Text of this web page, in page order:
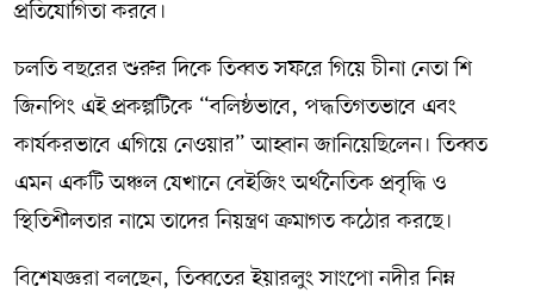
প্রতিযোগিতা করবে।
চলতি বছরের শুরুর দিকে তিব্বত সফরে গিয়ে চীনা নেতা শি
জিনপিং এই প্রকল্পটিকে “বলিষ্ঠভাবে, পদ্ধতিগতভাবে এবং
কার্যকরভাবে এগিয়ে নেওয়ার” আহ্বান জানিয়েছিলেন। তিব্বত
এমন একটি অঞ্চল যেখানে বেইজিং অর্থনৈতিক প্রবৃদ্ধি ও
স্থিতিশীলতার নামে তাদের নিয়ন্ত্রণ ক্রমাগত কঠোর করছে।
বিশেষজ্ঞরা বলছেন, তিব্বতের ইয়ারলুং সাংপো নদীর নিম্ন